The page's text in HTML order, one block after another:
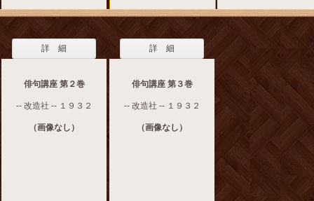
詳 細
俳句講座 第２巻
-- 改造社 -- １９３２
（画像なし）
詳 細
俳句講座 第３巻
-- 改造社 -- １９３２
（画像なし）